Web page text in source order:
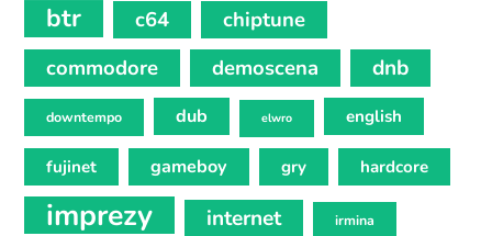
btr c64
chiptune
commodore
demoscena dnb
downtempo dub elwro english
fujinet gameboy gry hardcore
imprezy internet irmina